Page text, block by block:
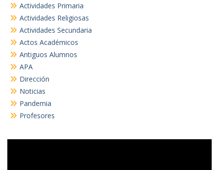
Actividades Primaria
Actividades Religiosas
Actividades Secundaria
Actos Académicos
Antiguos Alumnos
APA
Dirección
Noticias
Pandemia
Profesores